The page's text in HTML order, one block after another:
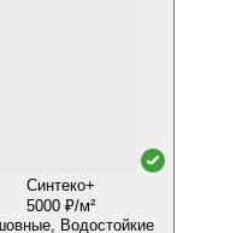
Синтеко+
5000 ₽/м²
Бесшовные, Водостойкие